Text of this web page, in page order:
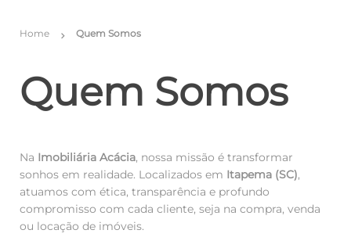
Home chevron_right Quem Somos
Quem Somos
Na Imobiliária Acácia, nossa missão é transformar
sonhos em realidade. Localizados em Itapema (SC),
atuamos com ética, transparência e profundo
compromisso com cada cliente, seja na compra, venda
ou locação de imóveis.